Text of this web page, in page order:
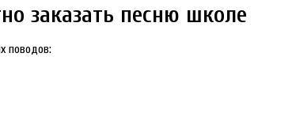
заказать песню школе
поводов: